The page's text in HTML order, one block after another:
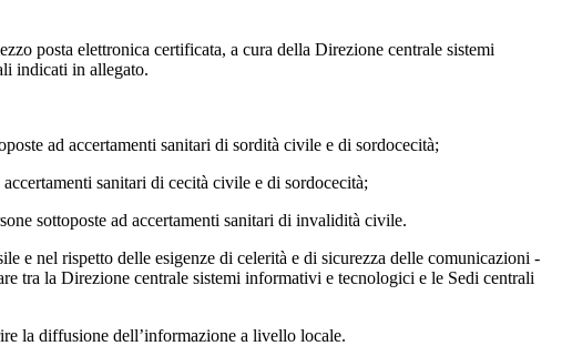
posta elettronica certificata, a cura della Direzione centrale sistemi
indicati in allegato.
ad accertamenti sanitari di sordità civile e di sordocecità;
sanitari di cecità civile e di sordocecità;
sottoposte ad accertamenti sanitari di invalidità civile.
e nel rispetto delle esigenze di celerità e di sicurezza delle comunicazioni -
tra la Direzione centrale sistemi informativi e tecnologici e le Sedi centrali
la diffusione dell’informazione a livello locale.